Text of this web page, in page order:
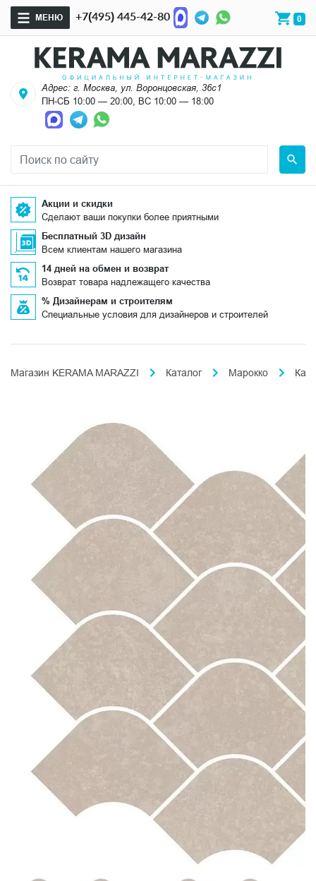
МЕНЮ +7(495) 445-42-80 0
Адрес: г. Москва, ул. Воронцовская, 36с1
ПН-СБ 10:00 — 20:00, ВС 10:00 — 18:00
Акции и скидки
Сделают ваши покупки более приятными
Бесплатный 3D дизайн
Всем клиентам нашего магазина
14 дней на обмен и возврат
Возврат товара надлежащего качества
% Дизайнерам и строителям
Специальные условия для дизайнеров и строителей
Магазин KERAMA MARAZZI Каталог Марокко